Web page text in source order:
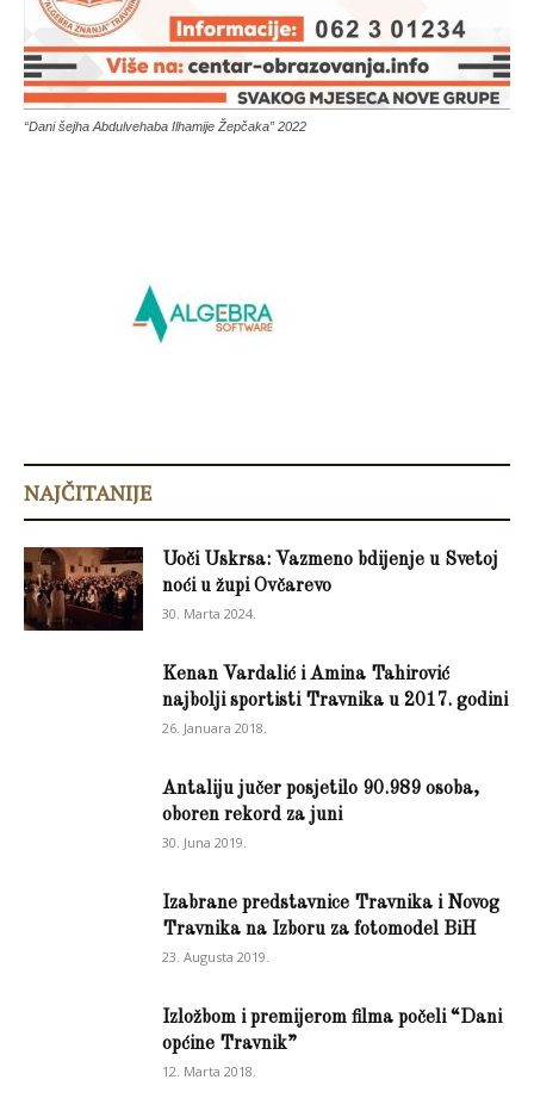
“Dani šejha Abdulvehaba Ilhamije Žepčaka” 2022
NAJČITANIJE
Uoči Uskrsa: Vazmeno bdijenje u Svetoj
noći u župi Ovčarevo
30. Marta 2024.
Kenan Vardalić i Amina Tahirović
najbolji sportisti Travnika u 2017. godini
26. Januara 2018.
Antaliju jučer posjetilo 90.989 osoba,
oboren rekord za juni
30. Juna 2019.
Izabrane predstavnice Travnika i Novog
Travnika na Izboru za fotomodel BiH
23. Augusta 2019.
Izložbom i premijerom filma počeli “Dani
općine Travnik”
12. Marta 2018.